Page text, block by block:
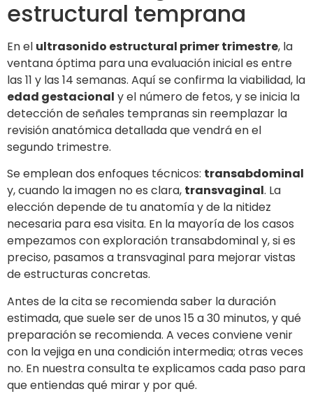
estructural temprana
En el ultrasonido estructural primer trimestre, la
ventana óptima para una evaluación inicial es entre
las 11 y las 14 semanas. Aquí se confirma la viabilidad, la
edad gestacional y el número de fetos, y se inicia la
detección de señales tempranas sin reemplazar la
revisión anatómica detallada que vendrá en el
segundo trimestre.
Se emplean dos enfoques técnicos: transabdominal
y, cuando la imagen no es clara, transvaginal. La
elección depende de tu anatomía y de la nitidez
necesaria para esa visita. En la mayoría de los casos
empezamos con exploración transabdominal y, si es
preciso, pasamos a transvaginal para mejorar vistas
de estructuras concretas.
Antes de la cita se recomienda saber la duración
estimada, que suele ser de unos 15 a 30 minutos, y qué
preparación se recomienda. A veces conviene venir
con la vejiga en una condición intermedia; otras veces
no. En nuestra consulta te explicamos cada paso para
que entiendas qué mirar y por qué.